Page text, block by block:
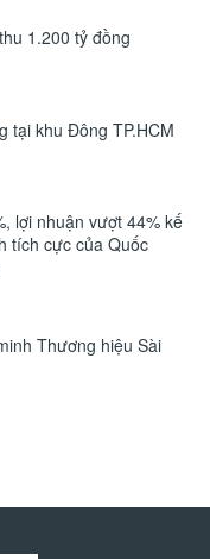
1.200 tỷ đồng
tại khu Đông TP.HCM
lợi nhuận vượt 44% kế
tích cực của Quốc
Thương hiệu Sài